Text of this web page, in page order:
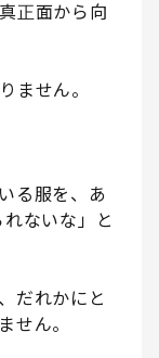
正面から向
ません。
る服を、あ
ないな」と
だれかにと
せん。